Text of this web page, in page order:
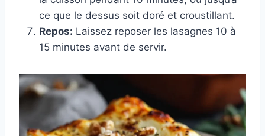
ce que le dessus soit doré et croustillant.
Repos: Laissez reposer les lasagnes 10 à
15 minutes avant de servir.